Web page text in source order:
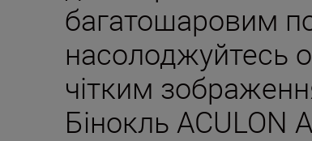
багатошаровим
насолоджуйтесь
чітким
Бінокль ACULON